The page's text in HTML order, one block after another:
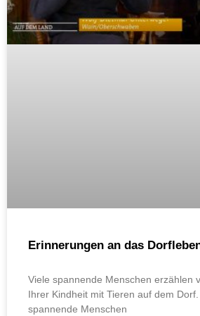
Erinnerungen an das
Viele spannende Menschen erzählen
Ihrer Kindheit mit Tieren auf dem Dorf.
spannende Menschen